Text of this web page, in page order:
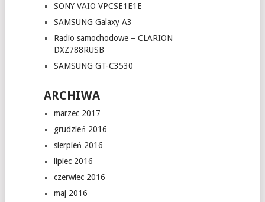
SONY VAIO VPCSE1E1E
SAMSUNG Galaxy A3
Radio samochodowe – CLARION
DXZ788RUSB
SAMSUNG GT-C3530
ARCHIWA
marzec 2017
grudzień 2016
sierpień 2016
lipiec 2016
czerwiec 2016
maj 2016